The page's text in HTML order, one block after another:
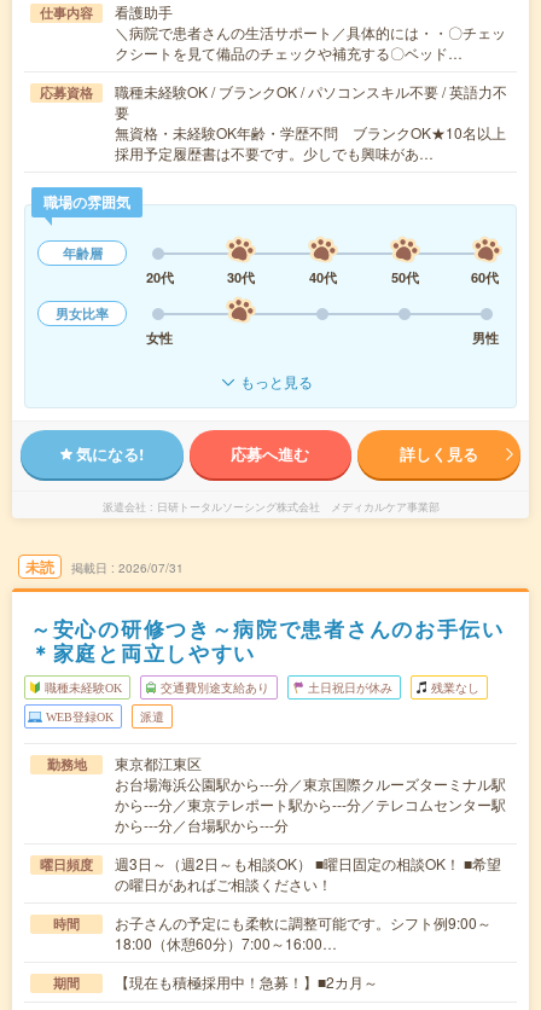
仕事内容
看護助手
＼病院で患者さんの生活サポート／具体的には・・〇チェッ
クシートを見て備品のチェックや補充する〇ベッド…
応募資格
職種未経験OK / ブランクOK / パソコンスキル不要 / 英語力不
要
無資格・未経験OK年齢・学歴不問 ブランクOK★10名以上
採用予定履歴書は不要です。少しでも興味があ…
職場の雰囲気
年齢層
20代
30代 40代 50代
60代
男女比率
女性
男性
もっと見る
気になる! 応募へ進む 詳しく見る
派遣会社 日研トータルソーシング株式会社 メディカルケア事業部
未読 掲載日 2026/07/31
～安心の研修つき～病院で患者さんのお手伝い
＊家庭と両立しやすい
職種未経験OK 交通費別途支給あり 土日祝日が休み 残業なし
WEB登録OK 派遣
勤務地
東京都江東区
お台場海浜公園駅から---分／東京国際クルーズターミナル駅
から---分／東京テレポート駅から---分／テレコムセンター駅
から---分／台場駅から---分
曜日頻度
週3日～（週2日～も相談OK） ■曜日固定の相談OK！ ■希望
の曜日があればご相談ください！
時間
お子さんの予定にも柔軟に調整可能です。シフト例9:00～
18:00（休憩60分）7:00～16:00…
期間 【現在も積極採用中！急募！】■2カ月～